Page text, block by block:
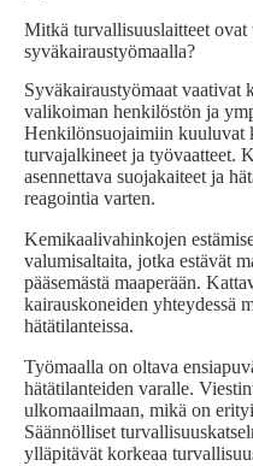
Mitkä turvallisuuslaitteet ovat
syväkairaustyömaalla?
Syväkairaustyömaat vaativat
valikoiman henkilöstön ja
Henkilönsuojaimiin kuuluvat
turvajalkineet ja työvaatteet.
asennettava suojakaiteet ja
reagointia varten.
Kemikaalivahinkojen
valumisaltaita, jotka estävät
pääsemästä maaperään.
kairauskoneiden yhteydessä
hätätilanteissa.
Työmaalla on oltava
hätätilanteiden varalle.
ulkomaailmaan, mikä on
Säännölliset
ylläpitävät korkeaa